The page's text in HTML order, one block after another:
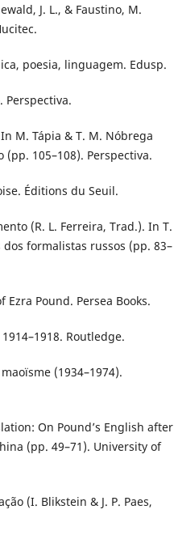
J. L., & Faustino, M.
poesia, linguagem. Edusp.
Perspectiva.
M. Tápia & T. M. Nóbrega
(pp. 105–108). Perspectiva.
Éditions du Seuil.
(R. L. Ferreira, Trad.). In T.
formalistas russos (pp. 83–
Ezra Pound. Persea Books.
Routledge.
(1934–1974).
On Pound’s English after
(pp. 49–71). University of
(I. Blikstein & J. P. Paes,